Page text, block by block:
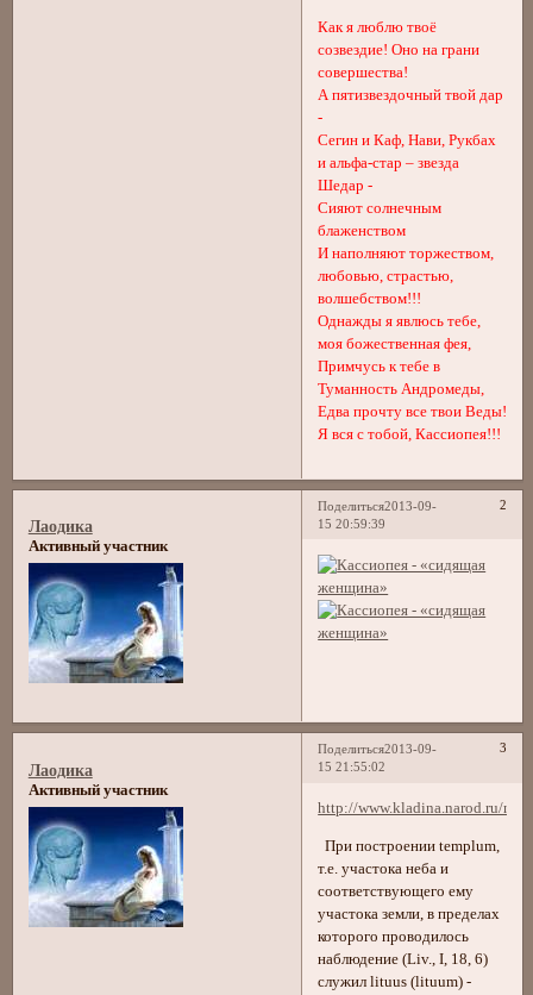
Как я люблю твоё
созвездие! Оно на грани
совершества!
А пятизвездочный твой дар
-
Сегин и Каф, Нави, Рукбах
и альфа-стар – звезда
Шедар -
Сияют солнечным
блаженством
И наполняют торжеством,
любовью, страстью,
волшебством!!!
Однажды я явлюсь тебе,
моя божественная фея,
Примчусь к тебе в
Туманность Андромеды,
Едва прочту все твои Веды!
Я вся с тобой, Кассиопея!!!
Поделиться 2
2013-09-
15 20:59:39
Лаодика
Активный участник
Поделиться 3
2013-09-
15 21:55:02
Лаодика
Активный участник
http://www.kladina.narod.ru/
При построении templum,
т.е. участока неба и
соответствующего ему
участока земли, в пределах
которого проводилось
наблюдение (Liv., I, 18, 6)
служил lituus (lituum) -